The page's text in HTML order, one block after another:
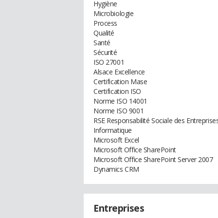
Hygiène
Microbiologie
Process
Qualité
Santé
Sécurité
ISO 27001
Alsace Excellence
Certification Mase
Certification ISO
Norme ISO 14001
Norme ISO 9001
RSE Responsabilité Sociale des
Informatique
Microsoft Excel
Microsoft Office SharePoint
Microsoft Office SharePoint Server 2007
Dynamics CRM
Entreprises